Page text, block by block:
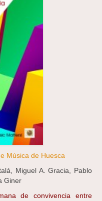
Música de Huesca
Miguel A. Gracia, Pablo
Giner
de convivencia entre